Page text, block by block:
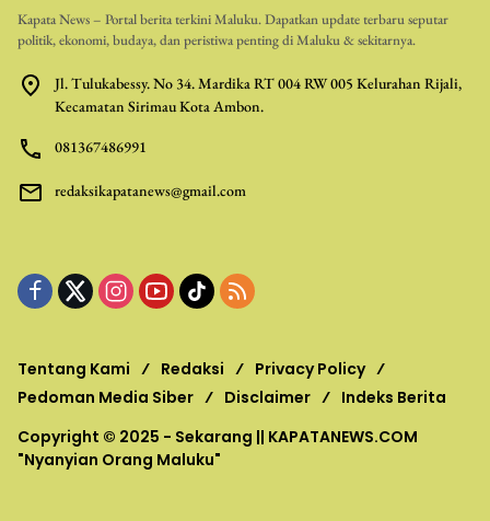
Kapata News – Portal berita terkini Maluku. Dapatkan update terbaru seputar
politik, ekonomi, budaya, dan peristiwa penting di Maluku & sekitarnya.
Jl. Tulukabessy. No 34. Mardika RT 004 RW 005 Kelurahan Rijali,
Kecamatan Sirimau Kota Ambon.
081367486991
redaksikapatanews@gmail.com
Tentang Kami Redaksi
Privacy Policy
Pedoman Media Siber
Disclaimer
Indeks Berita
Copyright © 2025 - Sekarang || KAPATANEWS.COM
"Nyanyian Orang Maluku"